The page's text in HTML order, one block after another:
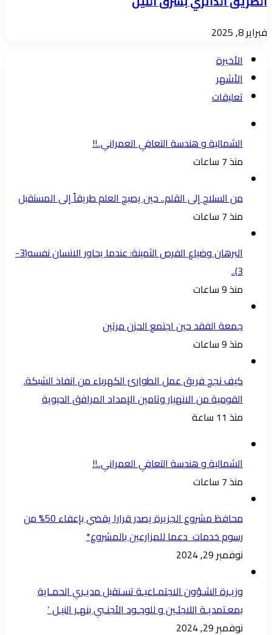
فبراير 8, 2025
الأخيرة
الأشهر
تعليقات
الشمالية و هندسة التعافي العمراني..!!
منذ 7 ساعات
من السلاح إلى القلم.. حين يصبح العلم طريقاً إلى المستقبل
منذ 7 ساعات
البرهان وضياع الفرص الثمينة: عندما يحاور الانسان نفسه(3-
3)..
منذ 9 ساعات
جمعة الفقد حين اجتمع الحزن مرتين
منذ 9 ساعات
كيف نجح فريق عمل الطوارئ الكهرباء من انفاذ الشبكة.
القومية من الانهيار وتامين الإمداد المرافق الحيوية
منذ 11 ساعة
الشمالية و هندسة التعافي العمراني..!!
منذ 7 ساعات
محافظ مشروع الجزيرة يصدر قرارا يقضي بإعفاء 50% من
رسوم خدمات دعما للمزارعين بالمشروع*
نوفمبر 29, 2024
وزيـرة الشـؤون الاجتمـاعيـة تسـتقبل مديـري الحمـاية
بمعـتمديـة اللاجئـين و للوجـود الأجنـبي بنهـر النيـل ‘
نوفمبر 29, 2024